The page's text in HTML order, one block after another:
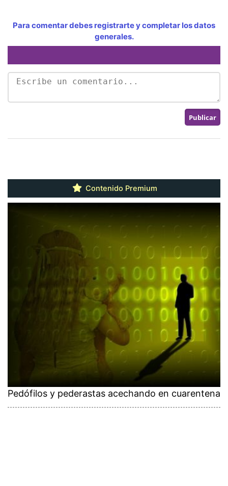
Para comentar debes registrarte y completar los datos
generales.
Contenido Premium
Pedófilos y pederastas acechando en cuarentena